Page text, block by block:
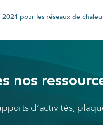
pour les réseaux de
nos
d’activités,